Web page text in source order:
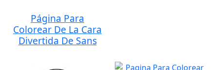
Página Para
Colorear De La Cara
Divertida De Sans